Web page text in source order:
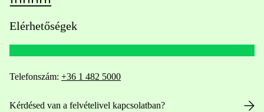
Elérhetőségek
Telefonszám: +36 1 482 5000
Kérdésed van a felvételivel kapcsolatban?